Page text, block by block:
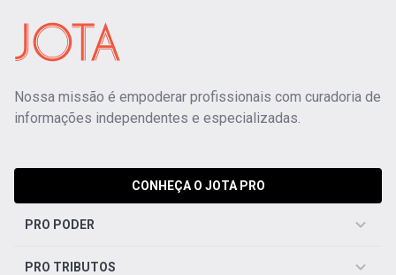
Nossa missão é empoderar profissionais com curadoria de
informações independentes e especializadas.
CONHEÇA O JOTA PRO
PRO PODER
PRO TRIBUTOS